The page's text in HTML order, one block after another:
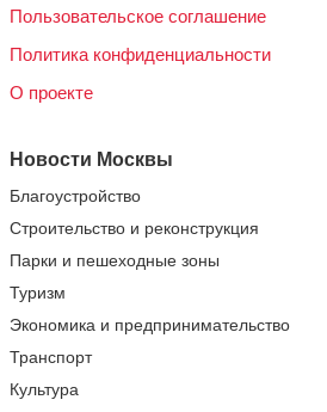
Пользовательское соглашение
Политика конфиденциальности
О проекте
Новости Москвы
Благоустройство
Строительство и реконструкция
Парки и пешеходные зоны
Туризм
Экономика и предпринимательство
Транспорт
Культура